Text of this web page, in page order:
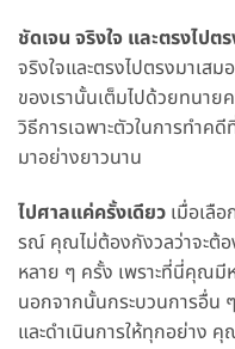
ชัดเจน จริงใจ และตรงไปต
จริงใจและตรงไปตรงมาเส
ของเรานั้นเต็มไปด้วยทนา
วิธีการเฉพาะตัวในการทำ
มาอย่างยาวนาน
ไปศาลแค่ครั้งเดียว เมื่อเลื
รณ์ คุณไม่ต้องกังวลว่าจะต้อ
หลาย ๆ ครั้ง เพราะที่นี่คุณมี
นอกจากนั้นกระบวนการอื่น
และดำเนินการให้ทุกอย่าง